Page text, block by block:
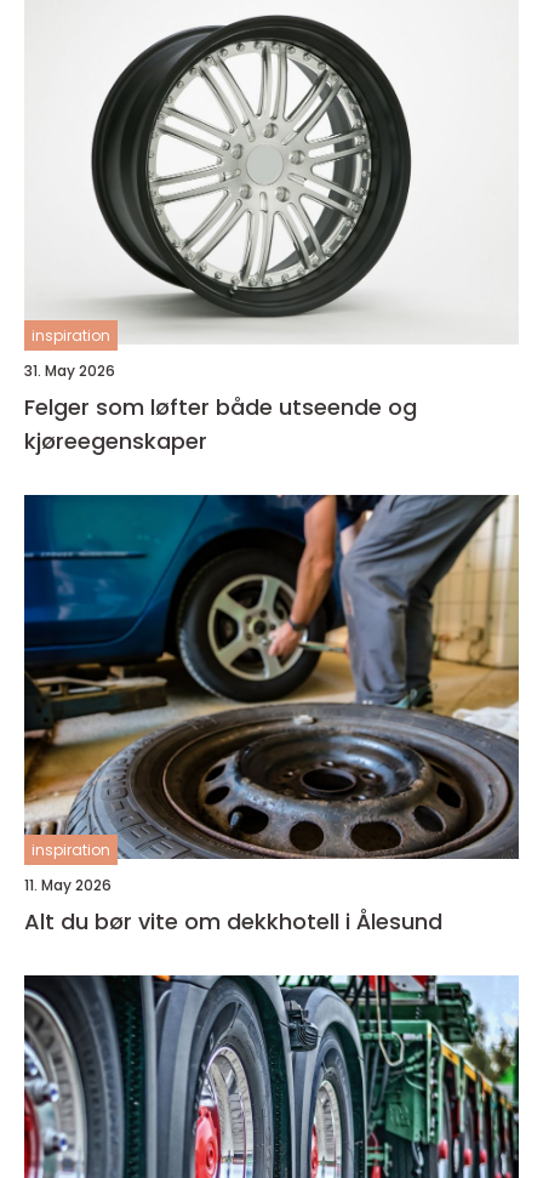
inspiration
31. May 2026
Felger som løfter både utseende og
kjøreegenskaper
inspiration
11. May 2026
Alt du bør vite om dekkhotell i Ålesund